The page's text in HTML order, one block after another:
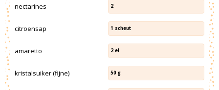
nectarines 2
citroensap 1 scheut
amaretto 2 el
kristalsuiker (fijne) 50 g